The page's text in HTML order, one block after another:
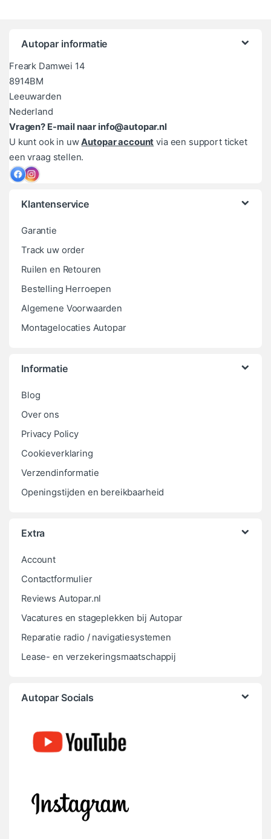
Autopar informatie
Freark Damwei 14
8914BM
Leeuwarden
Nederland
Vragen? E-mail naar info@autopar.nl
U kunt ook in uwAutopar account via een support ticket
een vraag stellen.
Klantenservice
Garantie
Track uw order
Ruilen en Retouren
Bestelling Herroepen
Algemene Voorwaarden
Montagelocaties Autopar
Informatie
Blog
Over ons
Privacy Policy
Cookieverklaring
Verzendinformatie
Openingstijden en bereikbaarheid
Extra
Account
Contactformulier
Reviews Autopar.nl
Vacatures en stageplekken bij Autopar
Reparatie radio / navigatiesystemen
Lease- en verzekeringsmaatschappij
Autopar Socials